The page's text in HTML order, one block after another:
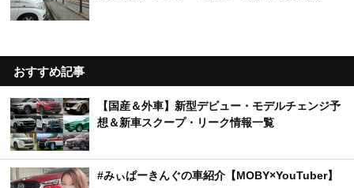
おすすめ記事
【国産＆外車】新型デビュー・モデルチェンジ予
想＆新車スクープ・リーク情報一覧
#みぃぱーきんぐの車紹介【MOBY×YouTuber】